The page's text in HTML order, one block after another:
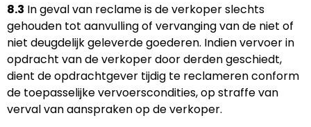
8.3 In geval van reclame is de verkoper slechts
gehouden tot aanvulling of vervanging van de niet of
niet deugdelijk geleverde goederen. Indien vervoer in
opdracht van de verkoper door derden geschiedt,
dient de opdrachtgever tijdig te reclameren conform
de toepasselijke vervoerscondities, op straffe van
verval van aanspraken op de verkoper.